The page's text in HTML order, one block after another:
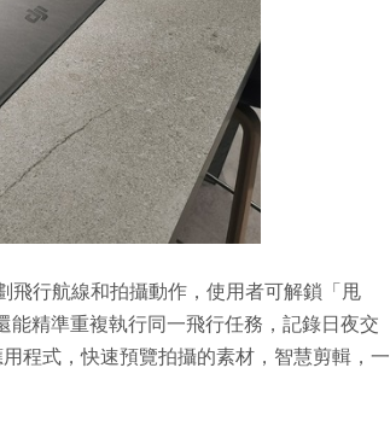
飛行航線和拍攝動作，使用者可解鎖「甩
能精準重複執行同一飛行任務，記錄日夜交
程式，快速預覽拍攝的素材，智慧剪輯，一